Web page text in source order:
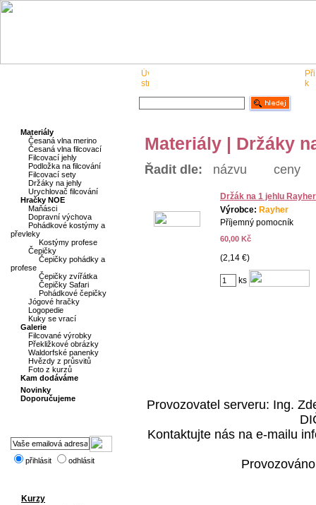
Materiály
Česaná vlna merino
Česaná vlna filcovací
Filcovací jehly
Podložka na filcování
Filcovací sety
Držáky na jehly
Urychlovač filcování
Hračky NOE
Maňásci
Dopravní výchova
Pohádkové kostýmy a
převleky
Kostýmy profese
Čepičky
Čepičky pohádky a
profese
Čepičky zvířátka
Čepičky Safari
Pohádkové čepičky
Jógové hračky
Logopedie
Kuky se vrací
Galerie
Filcované výrobky
Překližkové obrázky
Waldorfské panenky
Hvězdy z průsvitů
Foto z kurzů
Kam dodáváme
Novinky
Doporučujeme
přihlásit odhlásit
Kurzy
Materiály | Držáky
Řadit dle: názvu ceny
Držák na 1 jehlu Rayher
Výrobce: Rayher
Příjemný pomocník
60,00 Kč
(2,14 €)
ks
Provozovatel serveru: Ing.
Kontaktujte nás na e-mailu